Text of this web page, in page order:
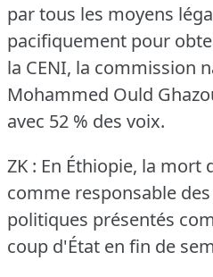
par tous les moyens
pacifiquement pour
la CENI, la commission
Mohammed Ould
avec 52 % des voix.
ZK : En Éthiopie, la
comme responsable
politiques présentés
coup d'État en fin de